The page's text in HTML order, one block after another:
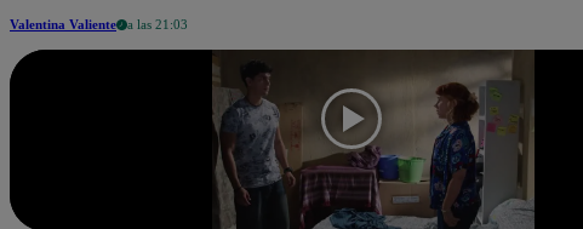
Valentina Valiente a las 21:03